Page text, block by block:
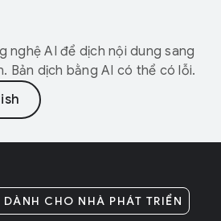
nghệ AI để dịch nội dung sang
Bản dịch bằng AI có thể có lỗi.
DÀNH CHO NHÀ PHÁT TRIỂN